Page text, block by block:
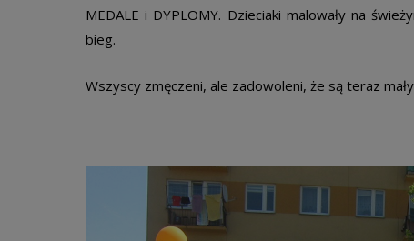
MEDALE i DYPLOMY. Dzieciaki malowały na
bieg.
Wszyscy zmęczeni, ale zadowoleni, że są teraz